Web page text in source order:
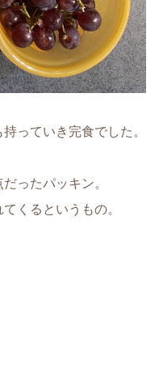
っていき完食でした。
ったパッキン。
くるというもの。